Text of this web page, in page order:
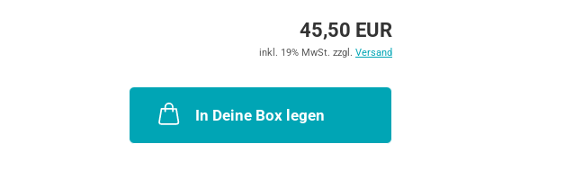
45,50 EUR
inkl. 19% MwSt. zzgl. Versand
In Deine Box legen